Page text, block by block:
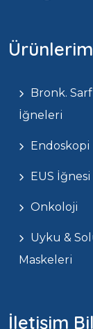
Bronk.
İğneleri
Endoskopi
EUS İğnesi
Onkoloji
Uyku &
Maskeleri
İletişim